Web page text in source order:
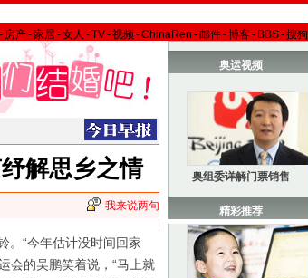
- 房产-家居-女人 -TV-视频-ChinaRen -邮件-博客- BBS-搜狗
解思乡之情
我来说两句
“今年估计没时间回家
会的吴鹏笑着说，“马上就
奥运视频
奥组委详解门票销售
精彩推荐